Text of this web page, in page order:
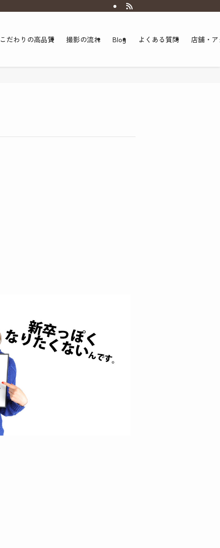
だわりの高品質 撮影の流れ Blog よくある質問 店舗・